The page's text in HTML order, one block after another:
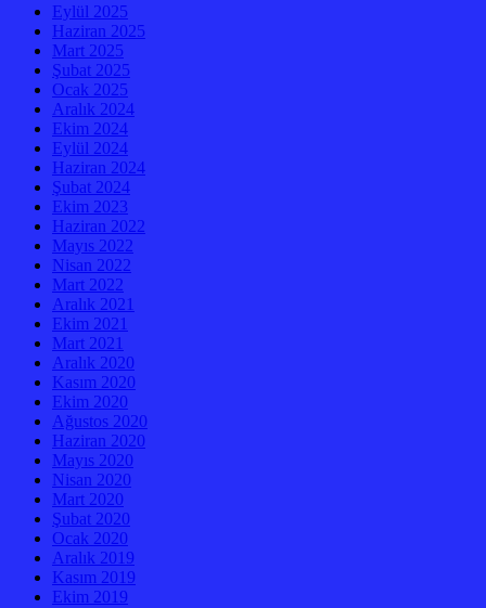
Eylül 2025
Haziran 2025
Mart 2025
Şubat 2025
Ocak 2025
Aralık 2024
Ekim 2024
Eylül 2024
Haziran 2024
Şubat 2024
Ekim 2023
Haziran 2022
Mayıs 2022
Nisan 2022
Mart 2022
Aralık 2021
Ekim 2021
Mart 2021
Aralık 2020
Kasım 2020
Ekim 2020
Ağustos 2020
Haziran 2020
Mayıs 2020
Nisan 2020
Mart 2020
Şubat 2020
Ocak 2020
Aralık 2019
Kasım 2019
Ekim 2019